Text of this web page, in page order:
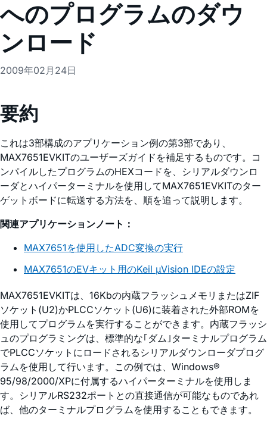
へのプログラムのダウ
ンロード
2009年02月24日
要約
これは3部構成のアプリケーション例の第3部であり、
MAX7651EVKITのユーザーズガイドを補足するものです。コ
ンパイルしたプログラムのHEXコードを、シリアルダウンロ
ーダとハイパーターミナルを使用してMAX7651EVKITのター
ゲットボードに転送する方法を、順を追って説明します。
関連アプリケーションノート：
MAX7651を使用したADC変換の実行
MAX7651のEVキット用のKeil µVision IDEの設定
MAX7651EVKITは、16Kbの内蔵フラッシュメモリまたはZIF
ソケット(U2)かPLCCソケット(U6)に装着された外部ROMを
使用してプログラムを実行することができます。内蔵フラッシ
ュのプログラミングは、標準的な｢ダム｣ターミナルプログラム
でPLCCソケットにロードされるシリアルダウンローダプログ
ラムを使用して行います。この例では、Windows®
95/98/2000/XPに付属するハイパーターミナルを使用しま
す。シリアルRS232ポートとの直接通信が可能なものであれ
ば、他のターミナルプログラムを使用することもできます。